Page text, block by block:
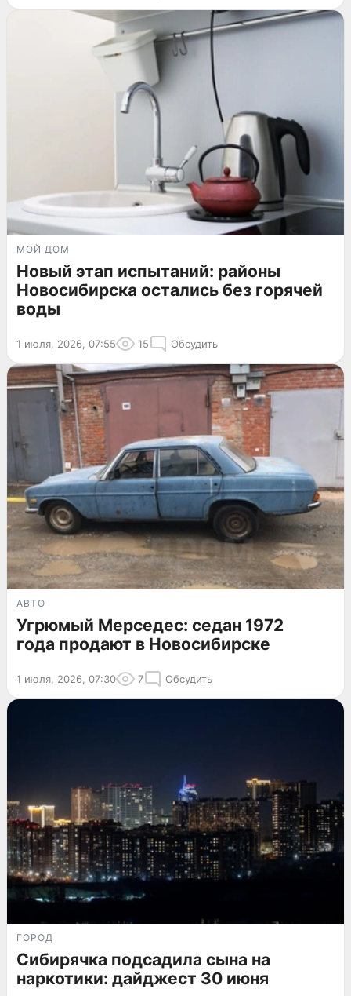
МОЙ ДОМ
Новый этап испытаний: районы
Новосибирска остались без горячей
воды
1 июля, 2026, 07:55 15 Обсудить
АВТО
Угрюмый Мерседес: седан 1972
года продают в Новосибирске
1 июля, 2026, 07:30 7 Обсудить
ГОРОД
Сибирячка подсадила сына на
наркотики: дайджест 30 июня